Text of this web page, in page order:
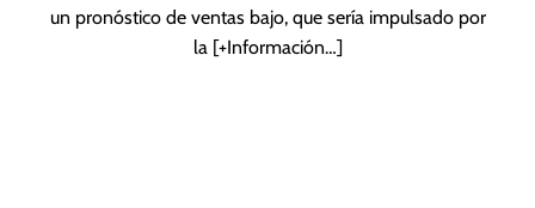
un pronóstico de ventas bajo, que sería impulsado por
la [+Información…]